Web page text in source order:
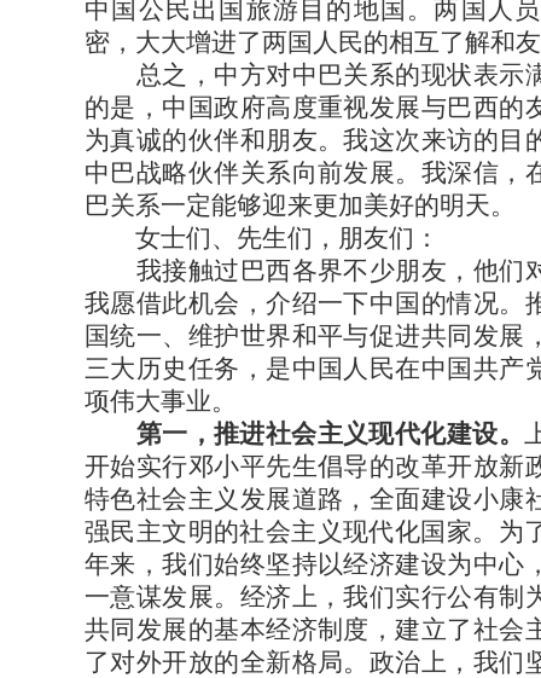
中国公民出国旅游目的地国。两国人
密，大大增进了两国人民的相互了解和
总之，中方对中巴关系的现状表示
的是，中国政府高度重视发展与巴西的
为真诚的伙伴和朋友。我这次来访的目
中巴战略伙伴关系向前发展。我深信，
巴关系一定能够迎来更加美好的明天。
女士们、先生们，朋友们：
我接触过巴西各界不少朋友，他们
我愿借此机会，介绍一下中国的情况。
国统一、维护世界和平与促进共同发展
三大历史任务，是中国人民在中国共产
项伟大事业。
第一，推进社会主义现代化建设。
开始实行邓小平先生倡导的改革开放新
特色社会主义发展道路，全面建设小康
强民主文明的社会主义现代化国家。为
年来，我们始终坚持以经济建设为中心
一意谋发展。经济上，我们实行公有制
共同发展的基本经济制度，建立了社会
了对外开放的全新格局。政治上，我们